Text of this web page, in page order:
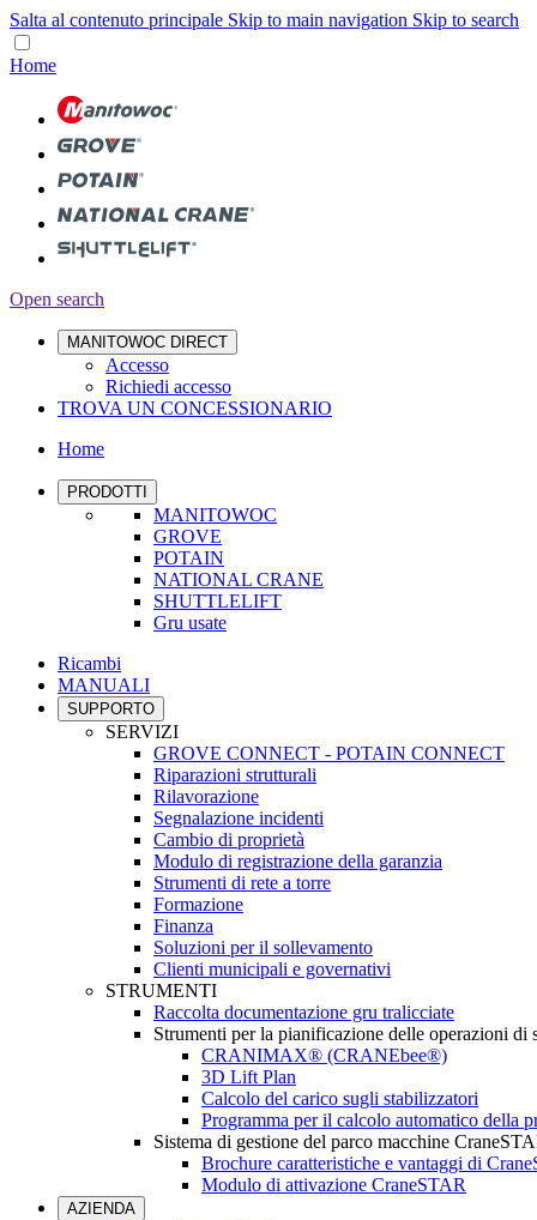
Salta al contenuto principale Skip to main navigation Skip to search
Home
Open search
MANITOWOC DIRECT
Accesso
Richiedi accesso
TROVA UN CONCESSIONARIO
Home
PRODOTTI
MANITOWOC
GROVE
POTAIN
NATIONAL CRANE
SHUTTLELIFT
Gru usate
Ricambi
MANUALI
SUPPORTO
SERVIZI
GROVE CONNECT - POTAIN CONNECT
Riparazioni strutturali
Rilavorazione
Segnalazione incidenti
Cambio di proprietà
Modulo di registrazione della garanzia
Strumenti di rete a torre
Formazione
Finanza
Soluzioni per il sollevamento
Clienti municipali e governativi
STRUMENTI
Raccolta documentazione gru tralicciate
Strumenti per la pianificazione delle operazioni di
CRANIMAX® (CRANEbee®)
3D Lift Plan
Calcolo del carico sugli stabilizzatori
Programma per il calcolo automatico della
Sistema di gestione del parco macchine
Brochure caratteristiche e vantaggi di
Modulo di attivazione CraneSTAR
AZIENDA